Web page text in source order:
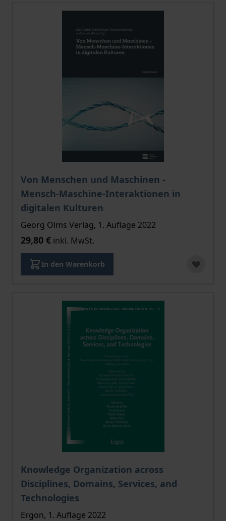
Von Menschen und Maschinen -
Mensch-Maschine-Interaktionen in
digitalen Kulturen
Georg Olms Verlag, 1. Auflage 2022
29,80 € inkl. MwSt.
In den Warenkorb
Knowledge Organization across
Disciplines, Domains, Services, and
Technologies
Der Preis dieses Titels richtet sich nach der
Ergon, 1. Auflage 2022